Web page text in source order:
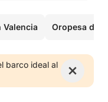
Valencia Oropesa del
barco ideal al